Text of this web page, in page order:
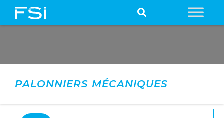
PALONNIERS MÉCANIQUES